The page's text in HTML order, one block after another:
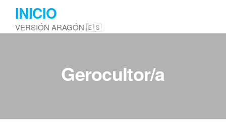
Saltar
contenido
INICIO
VERSIÓN ARAGÓN 🇪🇸
Gerocultor/a